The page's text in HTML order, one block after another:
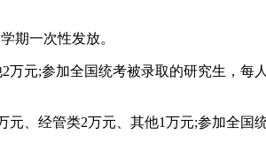
期一次性发放。
元;参加全国统考被录取的研究生，每
、经管类2万元、其他1万元;参加全国